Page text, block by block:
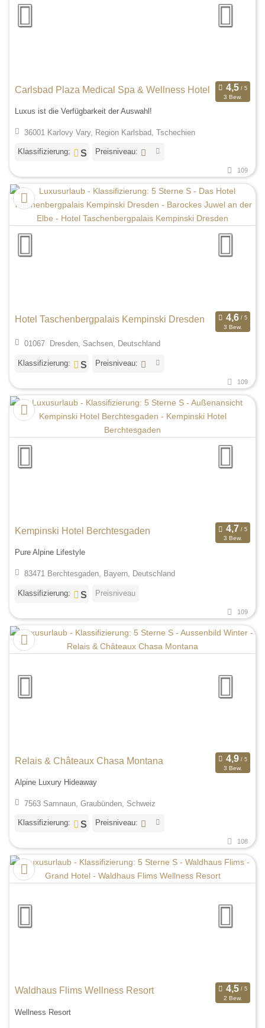
Carlsbad Plaza Medical Spa & Wellness Hotel
3 Bew.
Luxus ist die Verfügbarkeit der Auswahl!
36001 Karlovy Vary, Region Karlsbad, Tschechien
Klassifizierung: Preisniveau:
109
Hotel Taschenbergpalais Kempinski Dresden
3 Bew.
01067 Dresden, Sachsen, Deutschland
Klassifizierung: Preisniveau:
109
Kempinski Hotel Berchtesgaden
3 Bew.
Pure Alpine Lifestyle
83471 Berchtesgaden, Bayern, Deutschland
Klassifizierung: Preisniveau
109
Relais & Châteaux Chasa Montana
3 Bew.
Alpine Luxury Hideaway
7563 Samnaun, Graubünden, Schweiz
Klassifizierung: Preisniveau:
108
Waldhaus Flims Wellness Resort
2 Bew.
Wellness Resort